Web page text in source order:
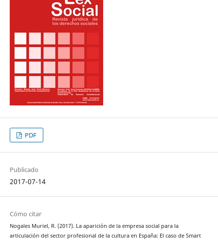
PDF
Publicado
2017-07-14
Cómo citar
Nogales Muriel, R. (2017). La aparición de la empresa social para la
articulación del sector profesional de la cultura en España: El caso de Smart